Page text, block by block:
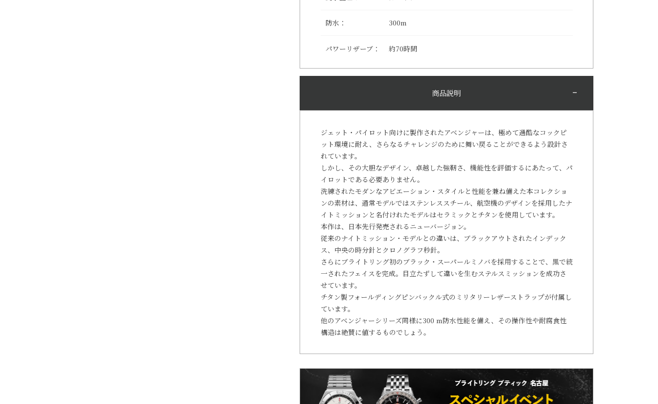
防水： 300m
パワーリザーブ： 約70時間
商品説明
ジェット・パイロット向けに製作されたアベンジャーは、極めて過酷なコックピ
ット環境に耐え、さらなるチャレンジのために舞い戻ることができるよう設計さ
れています。
しかし、その大胆なデザイン、卓越した強靭さ、機能性を評価するにあたって、パ
イロットである必要ありません。
洗練されたモダンなアビエーション・スタイルと性能を兼ね備えた本コレクショ
ンの素材は、通常モデルではステンレススチール、航空機のデザインを採用したナ
イトミッションと名付けれたモデルはセラミックとチタンを使用しています。
本作は、日本先行発売されるニューバージョン。
従来のナイトミッション・モデルとの違いは、ブラックアウトされたインデック
ス、中央の時分針とクロノグラフ秒針。
さらにブライトリング初のブラック・スーパールミノバを採用することで、黒で統
一されたフェイスを完成。目立たずして違いを生むステルスミッションを成功さ
せています。
チタン製フォールディングピンバックル式のミリタリーレザーストラップが付属し
ています。
他のアベンジャーシリーズ同様に300 m防水性能を備え、その操作性や耐腐食性
構造は絶賛に値するものでしょう。